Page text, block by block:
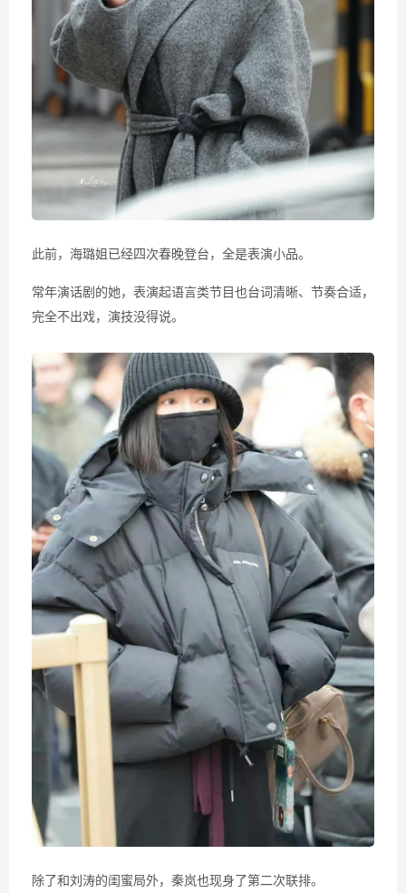
此前，海璐姐已经四次春晚登台，全是表演小品。
常年演话剧的她，表演起语言类节目也台词清晰、节奏合适，
完全不出戏，演技没得说。
除了和刘涛的闺蜜局外，秦岚也现身了第二次联排。